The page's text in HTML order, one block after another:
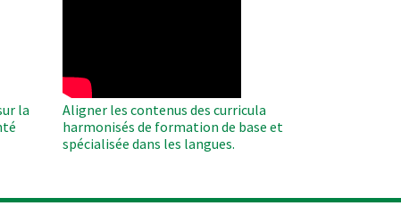
la
Aligner les contenus des curricula
harmonisés de formation de base et
spécialisée dans les langues.